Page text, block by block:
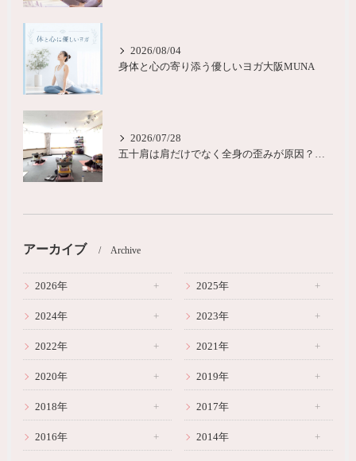
2026/08/04
身体と心の寄り添う優しいヨガ大阪MUNA
2026/07/28
五十肩は肩だけでなく全身の歪みが原因？城東区ヨガピラティス
アーカイブ Archive
2026年 2025年
2024年 2023年
2022年 2021年
2020年 2019年
2018年 2017年
2016年 2014年